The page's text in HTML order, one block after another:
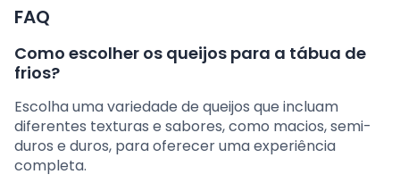
FAQ
Como escolher os queijos para a tábua de
frios?
Escolha uma variedade de queijos que incluam
diferentes texturas e sabores, como macios, semi-
duros e duros, para oferecer uma experiência
completa.